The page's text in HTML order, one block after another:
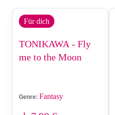
Für dich
TONIKAWA - Fly
me to the Moon
Genre: Fantasy